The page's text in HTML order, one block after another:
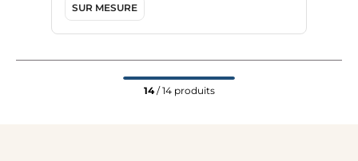
SUR MESURE
14/ 14 produits